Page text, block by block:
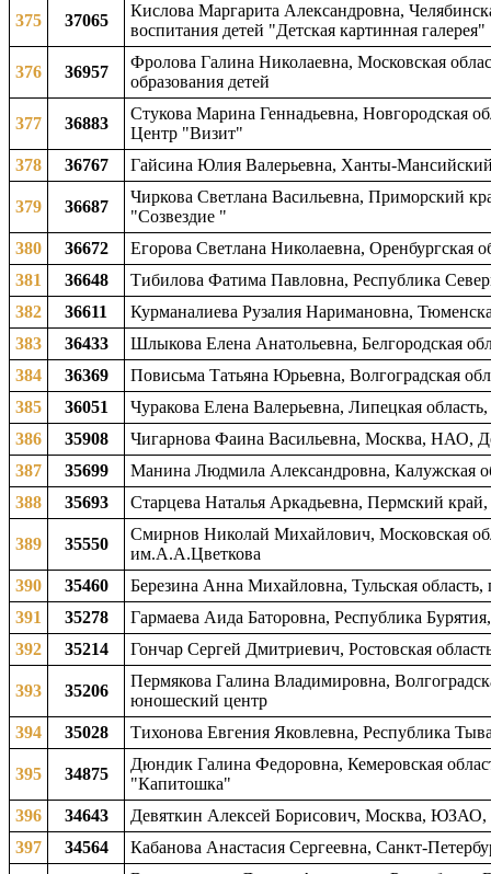
375 37065
Кислова Маргарита Александровна,
воспитания детей "Детская картинная галерея"
376 36957
Фролова Галина Николаевна, Московская
образования детей
377 36883
Стукова Марина Геннадьевна, Новгородская
Центр "Визит"
378
36767 Гайсина Юлия Валерьевна, Ханты-
379 36687
Чиркова Светлана Васильевна, Приморский
"Созвездие "
380
36672
Егорова Светлана Николаевна, Оренбургская
381
36648
Тибилова Фатима Павловна, Республика
382
36611
Курманалиева Рузалия Наримановна,
383
36433
Шлыкова Елена Анатольевна, Белгородская
384
36369
Повисьма Татьяна Юрьевна, Волгоградская
385
36051
Чуракова Елена Валерьевна, Липецкая
386
35908
Чигарнова Фаина Васильевна, Москва, НАО,
387
35699
Манина Людмила Александровна, Калужская
388
35693 Старцева Наталья Аркадьевна, Пермский
389 35550
Смирнов Николай Михайлович, Московская
им.А.А.Цветкова
390
35460
Березина Анна Михайловна, Тульская область,
391
35278
Гармаева Аида Баторовна, Республика
392
35214 Гончар Сергей Дмитриевич, Ростовская
393 35206
Пермякова Галина Владимировна,
юношеский центр
394
35028 Тихонова Евгения Яковлевна, Республика
395 34875
Дюндик Галина Федоровна, Кемеровская
"Капитошка"
396
34643
Девяткин Алексей Борисович, Москва, ЮЗАО,
397
34564
Кабанова Анастасия Сергеевна, Санкт-